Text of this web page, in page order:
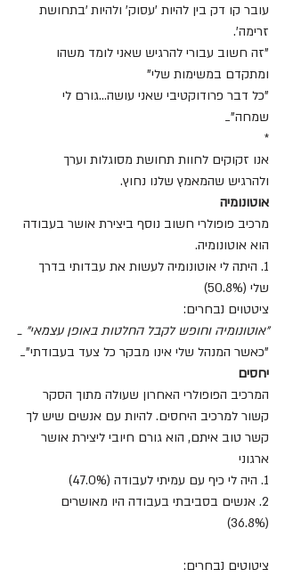
עובר קו דק בין להיות 'עסוק' ולהיות 'בתחושת
זרימה'.
"זה חשוב עבורי להרגיש שאני לומד משהו
ומתקדם במשימות שלי"
"כל דבר פרודוקטיבי שאני עושה...גורם לי
שמחה"_
*
אנו זקוקים לחוות תחושת מסוגלות וערך
ולהרגיש שהמאמץ שלנו נחוץ.
אוטונומיה
מרכיב פופולרי חשוב נוסף ביצירת אושר בעבודה
הוא אוטונומיה.
1. היתה לי אוטונומיה לעשות את עבדותי בדרך
שלי (50.8%)
ציטטוים נבחרים:
"אוטונומיה וחופש לקבל החלטות באופן עצמאי" _
"כאשר המנהל שלי אינו מבקר כל צעד בעבודתי"_
יחסים
המרכיב הפופולרי האחרון שעולה מתוך הסקר
קשור למרכיב היחסים. להיות עם אנשים שיש לך
קשר טוב איתם, הוא גורם חיובי ליצירת אושר
ארגוני
1. היה לי כיף עם עמיתי לעבודה (47.0%)
2. אנשים בסביבתי בעבודה היו מאושרים
(36.8%)
ציטוטים נבחרים: